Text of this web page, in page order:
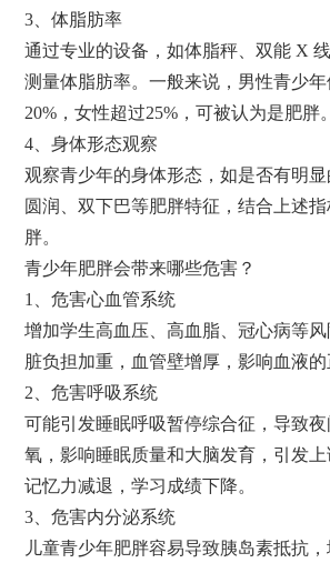
3、体脂肪率
通过专业的设备，如体脂秤、双能 X
测量体脂肪率。一般来说，男性青少
20%，女性超过25%，可被认为是肥胖。
4、身体形态观察
观察青少年的身体形态，如是否有明
圆润、双下巴等肥胖特征，结合上述
胖。
青少年肥胖会带来哪些危害？
1、危害心血管系统
增加学生高血压、高血脂、冠心病等
脏负担加重，血管壁增厚，影响血液的
2、危害呼吸系统
可能引发睡眠呼吸暂停综合征，导致
氧，影响睡眠质量和大脑发育，引发上
记忆力减退，学习成绩下降。
3、危害内分泌系统
儿童青少年肥胖容易导致胰岛素抵抗